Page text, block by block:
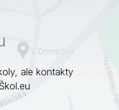
ale kontakty